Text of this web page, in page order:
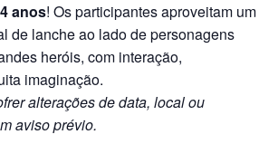
anos! Os participantes aproveitam um
de lanche ao lado de personagens
heróis, com interação,
imaginação.
alterações de data, local ou
aviso prévio.